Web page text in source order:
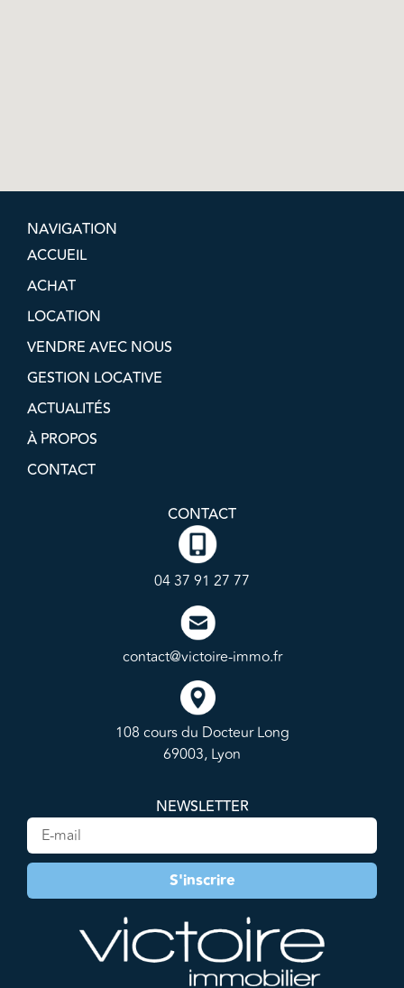
NAVIGATION
ACCUEIL
ACHAT
LOCATION
VENDRE AVEC NOUS
GESTION LOCATIVE
ACTUALITÉS
À PROPOS
CONTACT
CONTACT
04 37 91 27 77
contact@victoire-immo.fr
108 cours du Docteur Long
69003, Lyon
NEWSLETTER
S'inscrire